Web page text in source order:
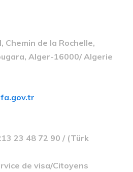
Chemin de la Rochelle,
Alger-16000/ Algerie
23 48 72 90 / (Türk
de visa/Citoyens